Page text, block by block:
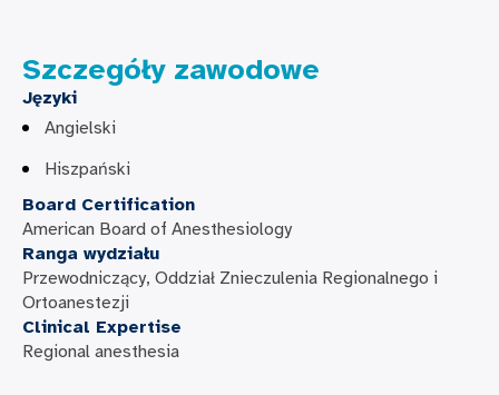
Szczegóły zawodowe
Języki
Angielski
Hiszpański
Board Certification
American Board of Anesthesiology
Ranga wydziału
Przewodniczący, Oddział Znieczulenia Regionalnego i
Ortoanestezji
Clinical Expertise
Regional anesthesia